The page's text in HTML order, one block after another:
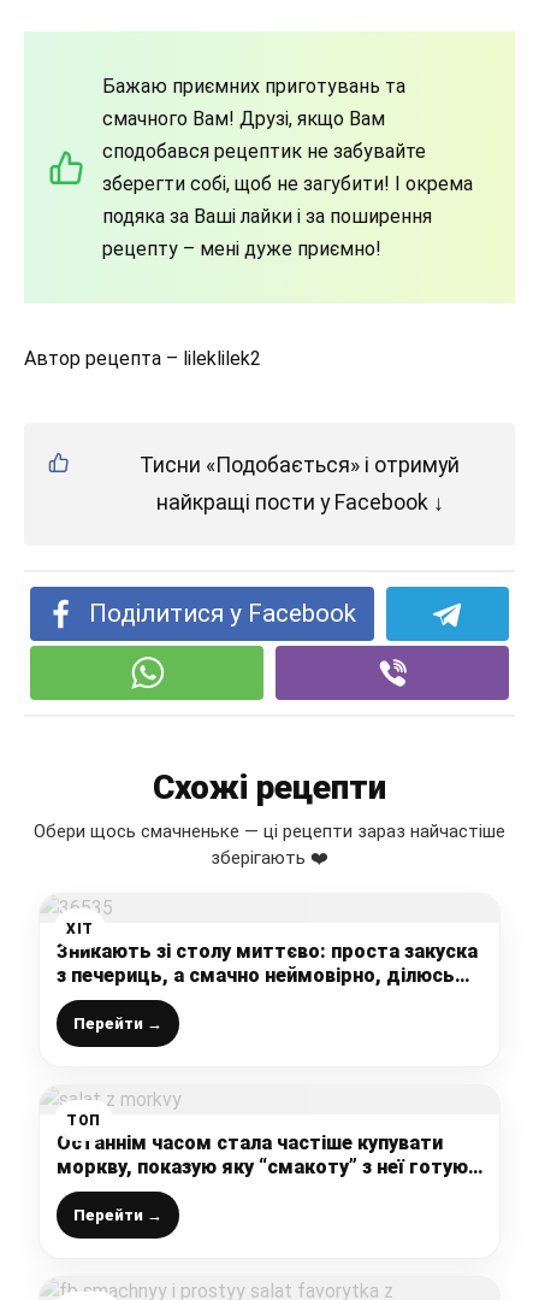
Бажаю приємних приготувань та
смачного Вам! Друзі, якщо Вам
сподобався рецептик не забувайте
зберегти собі, щоб не загубити! І окрема
подяка за Ваші лайки і за поширення
рецепту – мені дуже приємно!
Автор рецепта – lileklilek2
Тисни «Подобається» і отримуй
найкращі пости у Facebook ↓
Поділитися у Facebook
Схожі рецепти
Обери щось смачненьке — ці рецепти зараз найчастіше
зберігають ❤️
ХІТ
Зникають зі столу миттєво: проста закуска
з печериць, а смачно неймовірно, ділюсь
своїм рецептом
Перейти →
ТОП
Останнім часом стала частіше купувати
моркву, показую яку “смакоту” з неї готую
(найпростіший рецепт салату “на кожен
день”)
Перейти →